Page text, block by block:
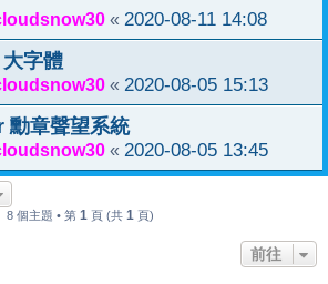
« 2020-08-11 14:08
字體
« 2020-08-05 15:13
章聲望系統
« 2020-08-05 13:45
8 個主題 • 第 1 頁 (共 1 頁)
前往